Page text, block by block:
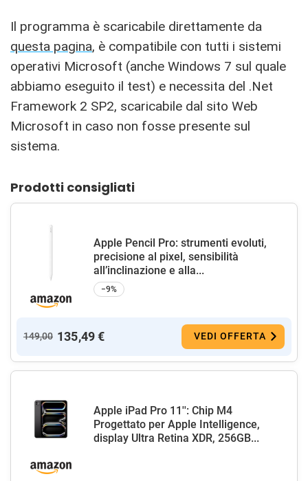
Il programma è scaricabile direttamente da
questa pagina, è compatibile con tutti i sistemi
operativi Microsoft (anche Windows 7 sul quale
abbiamo eseguito il test) e necessita del .Net
Framework 2 SP2, scaricabile dal sito Web
Microsoft in caso non fosse presente sul
sistema.
Prodotti consigliati
Apple Pencil Pro: strumenti evoluti,
precisione al pixel, sensibilità
all’inclinazione e alla...
−9%
149,00 135,49 € VEDI OFFERTA
Apple iPad Pro 11'': Chip M4
Progettato per Apple Intelligence,
display Ultra Retina XDR, 256GB...